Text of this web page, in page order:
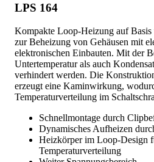
LPS 164
Kompakte Loop-Heizung auf
zur Beheizung von Gehäusen mit
elektronischen Einbauten. Mit der
Untertemperatur als auch
verhindert werden. Die
erzeugt eine Kaminwirkung,
Temperaturverteilung im
Schnellmontage durch
Dynamisches Aufheizen
Heizkörper im Loop-Design
Temperaturverteilung